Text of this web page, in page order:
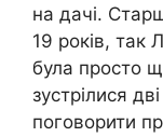
на дачі.
19 років, так
була просто
зустрілися
поговорити